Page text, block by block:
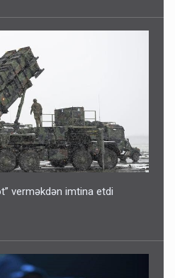
verməkdən imtina etdi